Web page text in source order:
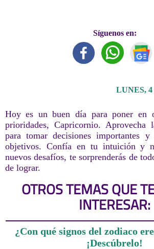
Síguenos en:
LUNES,
Hoy es un buen día para poner en
prioridades, Capricornio. Aprovecha
para tomar decisiones importantes
objetivos. Confía en tu intuición y
nuevos desafíos, te sorprenderás de
de lograr.
OTROS TEMAS QUE
INTERESAR:
¿Con qué signos del zodiaco
¡Descúbrelo!